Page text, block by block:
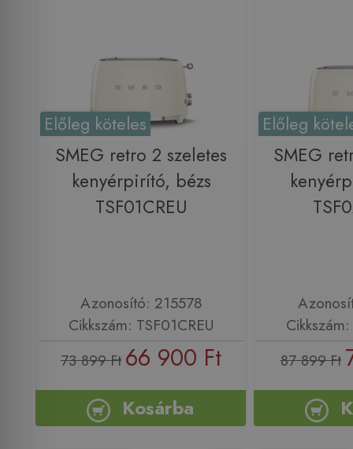
Előleg köteles
SMEG retro 2 szeletes
kenyérpirító, bézs
TSF01CREU
Azonosító: 215578
Cikkszám: TSF01CREU
73 899 Ft 66 900 Ft
Kosárba
Előleg
SMEG
87 899 Ft